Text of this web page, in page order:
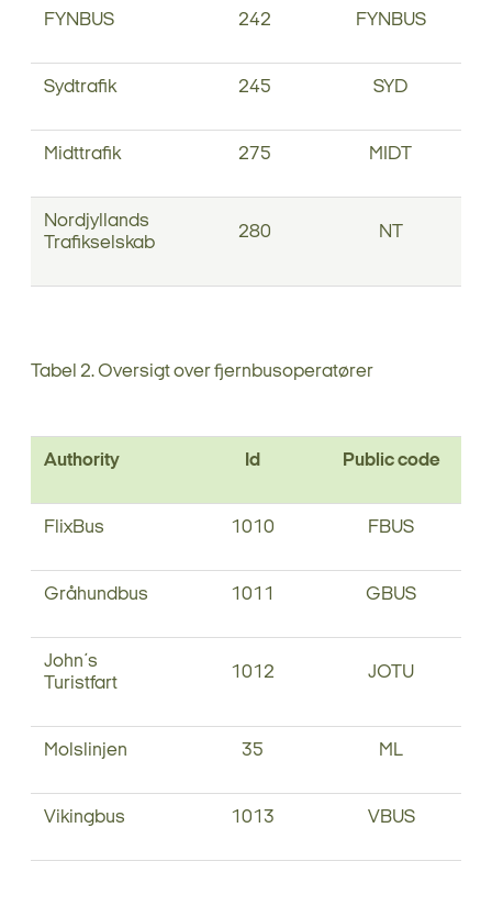
FYNBUS 242 FYNBUS
Sydtrafik 245 SYD
Midttrafik 275 MIDT
Nordjyllands
Trafikselskab
280 NT
Tabel 2. Oversigt over fjernbusoperatører
Authority Id Public code
FlixBus 1010 FBUS
Gråhundbus 1011 GBUS
John´s
Turistfart
1012 JOTU
Molslinjen 35 ML
Vikingbus 1013 VBUS